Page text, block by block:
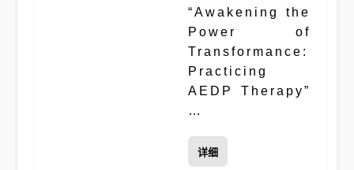
“Awakening the
Power of
Transformance:
Practicing
AEDP Therapy”
…
详细